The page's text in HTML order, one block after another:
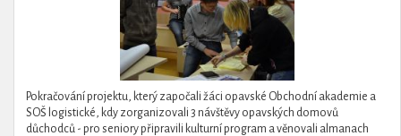
Pokračování projektu, který započali žáci opavské Obchodní akademie a
SOŠ logistické, kdy zorganizovali 3 návštěvy opavských domovů
důchodců - pro seniory připravili kulturní program a věnovali almanach